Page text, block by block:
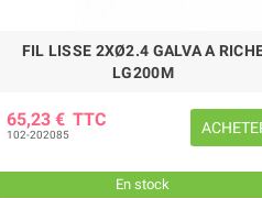
FIL LISSE 2XØ2.4 GALVA A
LG200M
65,23 € TTC
102-202085
En stock